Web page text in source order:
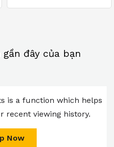
5.00
đây của bạn
is a function which helps
recent viewing history.
Now